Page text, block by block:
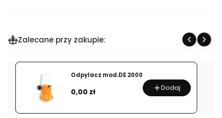
Piła
taśmowa
AV
Zalecane przy zakupie:
Odpylacz mod.DE 2000
Cena
0,00 zł Dodaj